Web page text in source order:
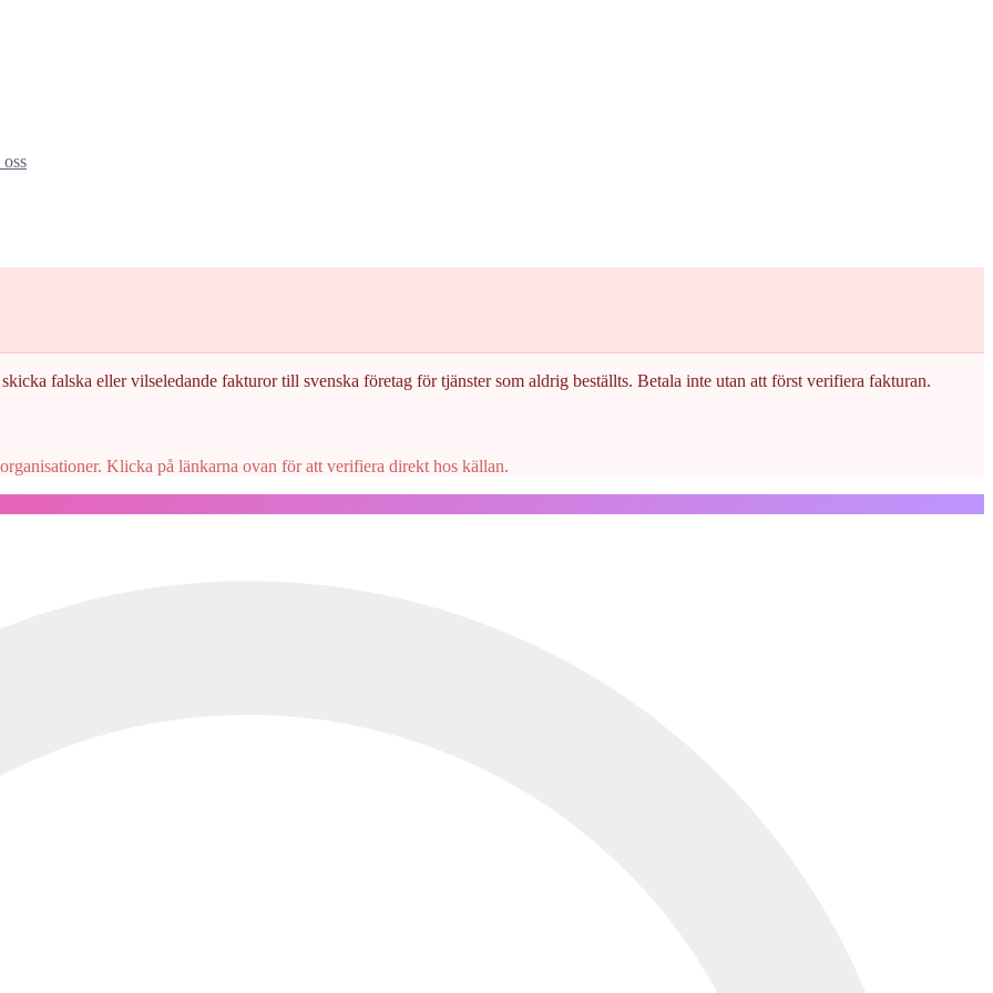
falska eller vilseledande fakturor till svenska företag för tjänster som aldrig beställts. Betala inte utan att först verifiera fakturan.
Klicka på länkarna ovan för att verifiera direkt hos källan.